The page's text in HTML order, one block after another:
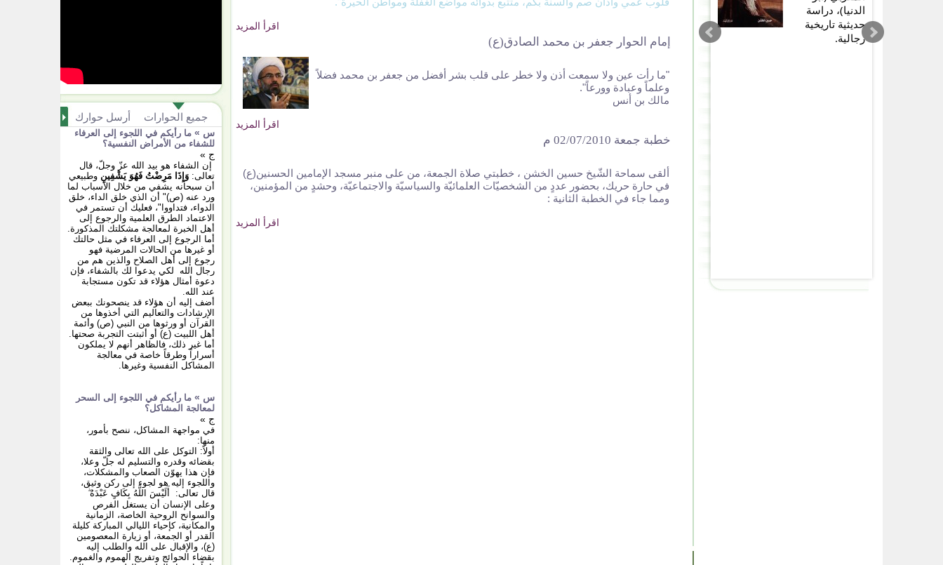
أرسل حوارك جميع الحوارات
س » ما رأيكم في اللجوء إلى العرفاء
للشفاء من الأمراض النفسية؟
ج »
إن الشفاء هو بيد الله عزّ وجلّ، قال
تعالى: وَإِذَا مَرِضْتُ فَهُوَ يَشْفِينِ وطبيعي
أن سبحانه يشفي من خلال الأسباب لما
ورد عنه (ص)" أن الذي خلق الداء، خلق
الدواء، فتداووا"، فعليك أن تستمر في
الاعتماد الطرق العلمية والرجوع إلى
أهل الخبرة لمعالجة مشكلتك المذكورة.
أما الرجوع إلى العرفاء في مثل حالتك
أو غيرها من الحالات المرضية فهو
رجوع إلى أهل الصلاح والذين هم من
رجال الله لكي يدعوا لك بالشفاء، فإن
دعوة أمثال هؤلاء قد تكون مستجابة
عند الله.
أضف إليه أن هؤلاء قد ينصحونك ببعض
الإرشادات والتعاليم التي أخذوها من
القرآن أو ورثوها من النبي (ص) وأئمة
أهل اللبيت (ع) أو أثبتت التجربة صحتها.
أما غير ذلك، فالظاهر أنهم لا يملكون
أسراراً وطرقاً خاصة في معالجة
المشاكل النفسية وغيرها.
س » ما رأيكم في اللجوء إلى السحر
لمعالجة المشاكل؟
ج »
في مواجهة المشاكل، ننصح بأمور،
منها:
أولاً: التوكل على الله تعالى والثقة
بقضائه وقدره والتسليم له جلّ وعلا،
فإن هذا يهوّن الصعاب والمشكلات،
واللجوء إليه هو لجوء إلى ركن وثيق،
قال تعالى: أَلَيْسَ اللَّهُ بِكَافٍ عَبْدَهُ ۖ
وعلى الإنسان أن يستغل الفرص
والسوانح الروحية الخاصة، الزمانية
والمكانية، كإحياء الليالي المباركة كليلة
القدر أو الجمعة، أو زيارة المعصومين
(ع)، والإقبال على الله والطلب إليه
بقضاء الحوائج وتفريج الهموم والغموم.
اقرأ المزيد
إمام الحوار جعفر بن محمد الصادق(ع)
"ما رأت عين ولا سمعت أذن ولا خطر على قلب بشر أفضل من جعفر بن محمد فضلاً
وعلماً وعبادة وورعاً".
مالك بن أنس
اقرأ المزيد
خطبة جمعة 02/07/2010 م
ألقى سماحة الشّيخ حسين الخشن ، خطبتي صلاة الجمعة، من على منبر مسجد الإمامين الحسنين(ع)
في حارة حريك، بحضور عددٍ من الشخصيّات العلمائيّة والسياسيّة والاجتماعيّة، وحشدٍ من المؤمنين،
ومما جاء في الخطبة الثانية :
اقرأ المزيد
الدنيا)، دراسة
حديثية تاريخية
رجالية.